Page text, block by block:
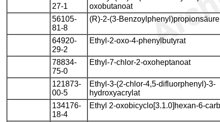
27-1
oxobutanoat
56105-
81-8
(R)-2-(3-Benzoylphenyl)propionsäure
64920-
29-2
Ethyl-2-oxo-4-phenylbutyrat
78834-
75-0
Ethyl-7-chlor-2-oxoheptanoat
121873-
00-5
Ethyl-3-(2-chlor-4,5-difluorphenyl)-3-
hydroxyacrylat
134176-
18-4
Ethyl 2-oxobicyclo[3.1.0]hexan-6-